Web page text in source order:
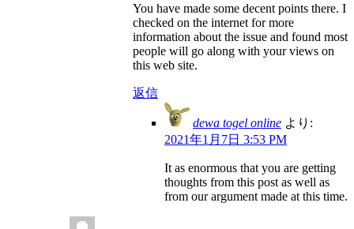
You have made some decent points there. I
checked on the internet for more
information about the issue and found most
people will go along with your views on
this web site.
返信
dewa togel online より:
2021年1月7日 3:53 PM
It as enormous that you are getting
thoughts from this post as well as
from our argument made at this time.